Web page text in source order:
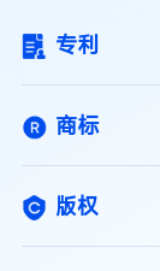
专利
商标
版权